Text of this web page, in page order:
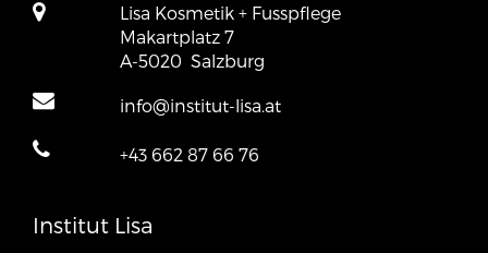
Lisa Kosmetik + Fusspflege
Makartplatz 7
A-5020 Salzburg
info@institut-lisa.at
+43 662 87 66 76
Institut Lisa